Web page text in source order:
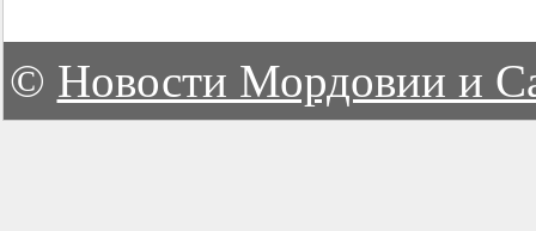
© Новости Мордовии и